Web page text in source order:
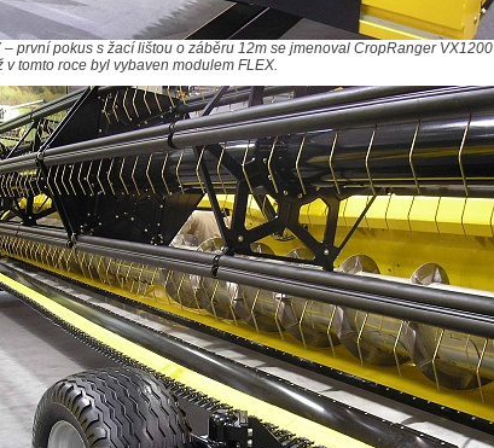
první pokus s žací lištou o záběru 12m se jmenoval CropRanger VX1200
v tomto roce byl vybaven modulem FLEX.